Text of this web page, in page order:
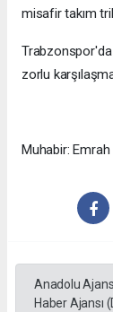
misafir takım
Trabzonspor'da
zorlu
Muhabir: Emrah
Anadolu
Haber Ajansı